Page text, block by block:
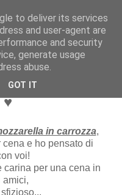
♥
in carrozza,
cena e ho pensato di
voi!
carina per una cena in
amici,
to deliver its services
and user-agent are
and security
generate usage
abuse.
GOT IT